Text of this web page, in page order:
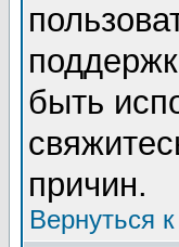
быть
причин.
Вернуться